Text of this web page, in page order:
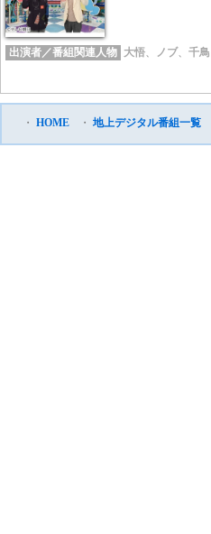
出演者／番組関連人物 大悟、 ノブ、 千鳥
・ HOME ・ 地上デジタル番組一覧